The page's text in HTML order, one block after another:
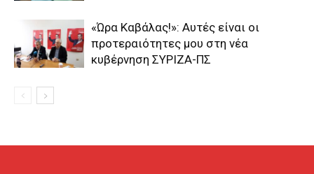
«Ώρα Καβάλας!»: Αυτές είναι οι
προτεραιότητες μου στη νέα
κυβέρνηση ΣΥΡΙΖΑ-ΠΣ